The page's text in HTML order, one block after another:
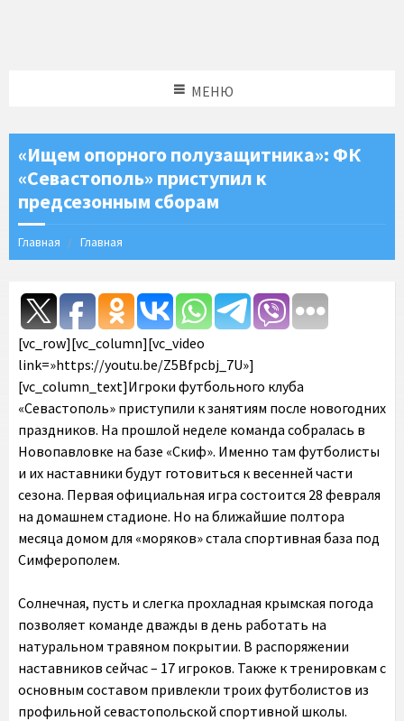
МЕНЮ
«Ищем опорного полузащитника»: ФК
«Севастополь» приступил к
предсезонным сборам
Главная Главная
[vc_row][vc_column][vc_video
link=»https://youtu.be/Z5Bfpcbj_7U»]
[vc_column_text]Игроки футбольного клуба
«Севастополь» приступили к занятиям после новогодних
праздников. На прошлой неделе команда собралась в
Новопавловке на базе «Скиф». Именно там футболисты
и их наставники будут готовиться к весенней части
сезона. Первая официальная игра состоится 28 февраля
на домашнем стадионе. Но на ближайшие полтора
месяца домом для «моряков» стала спортивная база под
Симферополем.
Солнечная, пусть и слегка прохладная крымская погода
позволяет команде дважды в день работать на
натуральном травяном покрытии. В распоряжении
наставников сейчас – 17 игроков. Также к тренировкам с
основным составом привлекли троих футболистов из
профильной севастопольской спортивной школы.